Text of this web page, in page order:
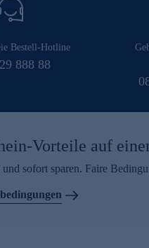
Bestell-Hotline
888 88
Vorteile auf
sofort sparen. Faire